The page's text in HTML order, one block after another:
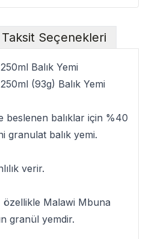
Taksit Seçenekleri
Balık Yemi
(93g) Balık Yemi
beslenen balıklar için %40
granulat balık yemi.
verir.
Malawi Mbuna
granül yemdir.